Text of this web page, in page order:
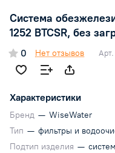
Система
1252 BTCSR, без
0 Нет отзывов Арт.
Характеристики
Бренд — WiseWater
Тип — фильтры и
Подтип изделия —